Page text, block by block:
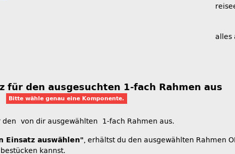
alles
für den ausgesuchten 1-fach Rahmen aus
Bitte wähle genau eine Komponente.
den von dir ausgewählten 1-fach Rahmen aus.
Einsatz auswählen", erhältst du den ausgewählten Rahmen
kannst.